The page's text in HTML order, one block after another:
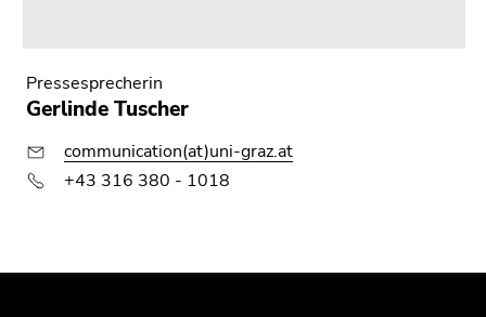
Pressesprecherin
Gerlinde Tuscher
communication(at)uni-graz.at
+43 316 380 - 1018